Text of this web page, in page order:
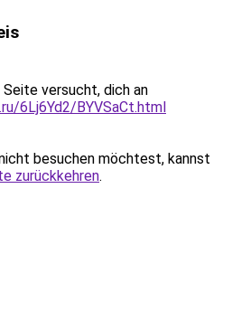
versucht, dich an
6Lj6Yd2/BYVSaCt.html
besuchen möchtest, kannst
zurückkehren.